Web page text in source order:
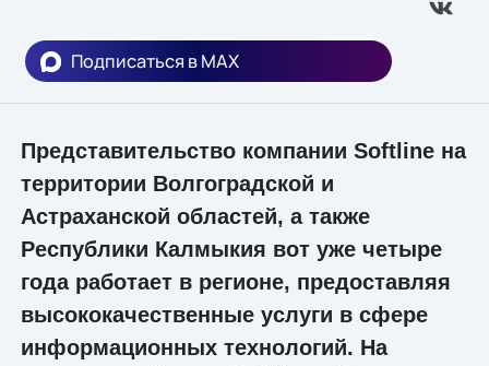
Подписаться в MAX
Представительство компании Softline на
территории Волгоградской и
Астраханской областей, а также
Республики Калмыкия вот уже четыре
года работает в регионе, предоставляя
высококачественные услуги в сфере
информационных технологий. На